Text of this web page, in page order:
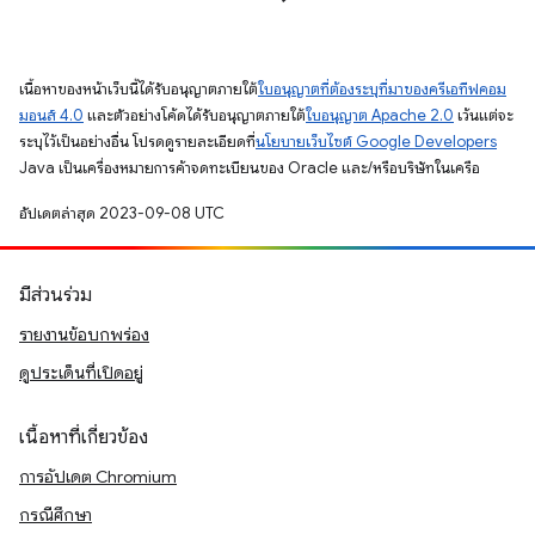
เนื้อหาของหน้าเว็บนี้ได้รับอนุญาตภายใต้ใบอนุญาตที่ต้องระบุที่มาของครีเอทีฟคอม
มอนส์ 4.0 และตัวอย่างโค้ดได้รับอนุญาตภายใต้ใบอนุญาต Apache 2.0 เว้นแต่จะ
ระบุไว้เป็นอย่างอื่น โปรดดูรายละเอียดที่นโยบายเว็บไซต์ Google Developers
Java เป็นเครื่องหมายการค้าจดทะเบียนของ Oracle และ/หรือบริษัทในเครือ
อัปเดตล่าสุด 2023-09-08 UTC
มีส่วนร่วม
รายงานข้อบกพร่อง
ดูประเด็นที่เปิดอยู่
เนื้อหาที่เกี่ยวข้อง
การอัปเดต Chromium
กรณีศึกษา